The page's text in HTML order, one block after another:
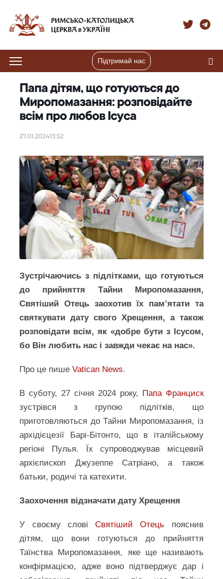
Підтримай нас
Папа дітям, що готуються до
Миропомазання: розповідайте
всім про любов Ісуса
27.01.202413:52
Зустрічаючись з підлітками, що готуються
до прийняття Тайни Миропомазання,
Святіший Отець заохотив їх пам’ятати та
святкувати дату свого Хрещення, а також
розповідати всім, як «добре бути з Ісусом,
бо Він любить нас і завжди чекає на нас».
Про це пишеVatican News.
В суботу, 27 січня 2024 року, Папа Франциск
зустрівся з групою підлітків, що
приготовляються до Тайни Миропомазання, із
архідієцезії Барі-Бітонто, що в італійському
регіоні Пулья. Їх супроводжував місцевий
архієпископ Джузеппе Сатріано, а також
батьки, родичі та катехити.
Заохочення відзначати дату Хрещення
У своєму слові Святіший Отець пояснив
дітям, що вони готуються до прийняття
Таїнства Миропомазання, яке ще називають
конфірмацією, адже воно підтверджує дар і